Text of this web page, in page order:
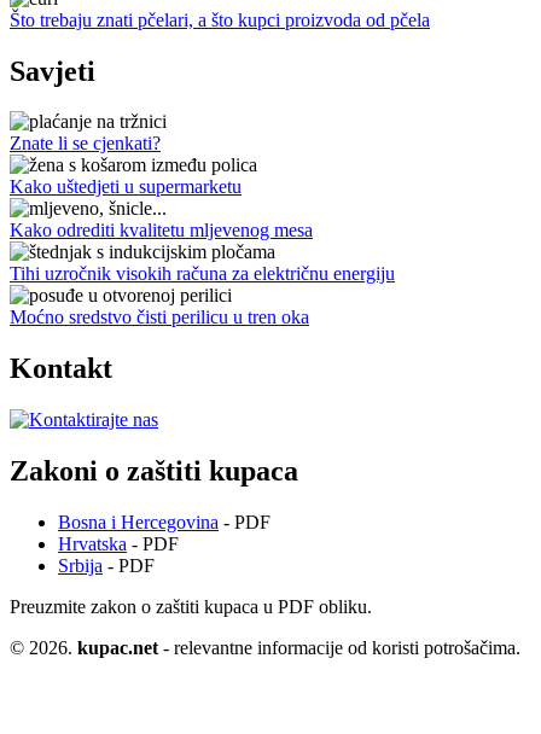
Što trebaju znati pčelari, a što kupci proizvoda od pčela
Savjeti
Znate li se cjenkati?
Kako uštedjeti u supermarketu
Kako odrediti kvalitetu mljevenog mesa
Tihi uzročnik visokih računa za električnu energiju
Moćno sredstvo čisti perilicu u tren oka
Kontakt
Zakoni o zaštiti kupaca
Bosna i Hercegovina - PDF
Hrvatska - PDF
Srbija - PDF
Preuzmite zakon o zaštiti kupaca u PDF obliku.
© 2026. kupac.net - relevantne informacije od koristi potrošačima.